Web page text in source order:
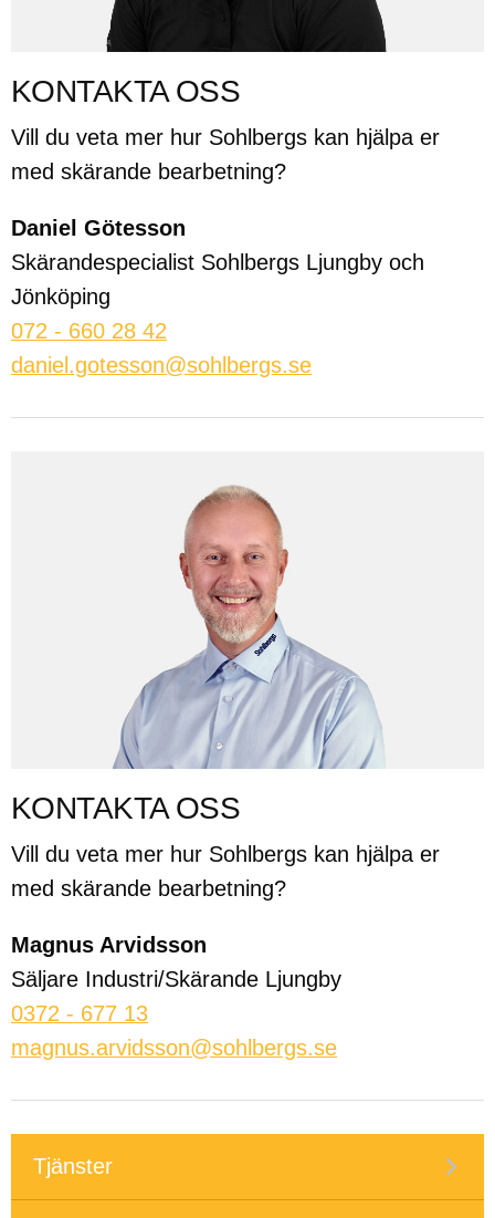
KONTAKTA OSS
Vill du veta mer hur Sohlbergs kan hjälpa er
med skärande bearbetning?
Daniel Götesson
Skärandespecialist Sohlbergs Ljungby och
Jönköping
072 - 660 28 42
daniel.gotesson@sohlbergs.se
KONTAKTA OSS
Vill du veta mer hur Sohlbergs kan hjälpa er
med skärande bearbetning?
Magnus Arvidsson
Säljare Industri/Skärande Ljungby
0372 - 677 13
magnus.arvidsson@sohlbergs.se
Tjänster